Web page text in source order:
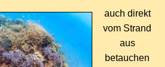
auch direkt
vom Strand
aus
betauchen